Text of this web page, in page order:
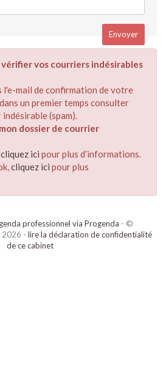
vos courriers indésirables
l'e-mail de confirmation de votre
un premier temps consulter
(spam).
dossier de courrier
cliquez ici pour plus d’informations.
cliquez ici pour plus
professionnel via Progenda - ©
2026 - lire la déclaration de confidentialité
de ce cabinet